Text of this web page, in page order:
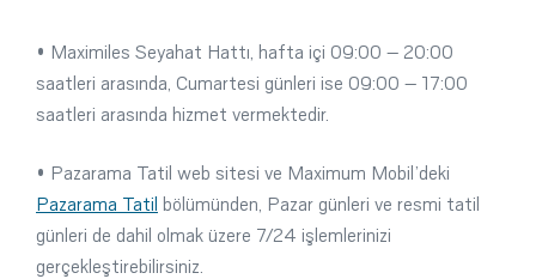
• Maximiles Seyahat Hattı, hafta içi 09:00 – 20:00
saatleri arasında, Cumartesi günleri ise 09:00 – 17:00
saatleri arasında hizmet vermektedir.
• Pazarama Tatil web sitesi ve Maximum Mobil’deki
Pazarama Tatil bölümünden, Pazar günleri ve resmi tatil
günleri de dahil olmak üzere 7/24 işlemlerinizi
gerçekleştirebilirsiniz.